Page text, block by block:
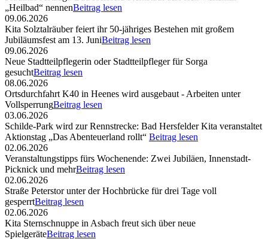
„Heilbad“ nennenBeitrag lesen
09.06.2026
Kita Solztalräuber feiert ihr 50-jähriges Bestehen mit großem
Jubiläumsfest am 13. JuniBeitrag lesen
09.06.2026
Neue Stadtteilpflegerin oder Stadtteilpfleger für Sorga
gesuchtBeitrag lesen
08.06.2026
Ortsdurchfahrt K40 in Heenes wird ausgebaut - Arbeiten unter
VollsperrungBeitrag lesen
03.06.2026
Schilde-Park wird zur Rennstrecke: Bad Hersfelder Kita veranstaltet
Aktionstag „Das Abenteuerland rollt“ Beitrag lesen
02.06.2026
Veranstaltungstipps fürs Wochenende: Zwei Jubiläen, Innenstadt-
Picknick und mehrBeitrag lesen
02.06.2026
Straße Peterstor unter der Hochbrücke für drei Tage voll
gesperrtBeitrag lesen
02.06.2026
Kita Sternschnuppe in Asbach freut sich über neue
SpielgeräteBeitrag lesen